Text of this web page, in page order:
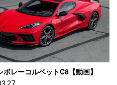
ボレーコルベットC8【動画】